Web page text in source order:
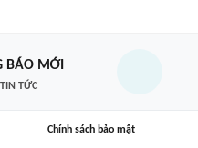
BÁO MỚI
TỨC
Chính sách bảo mật